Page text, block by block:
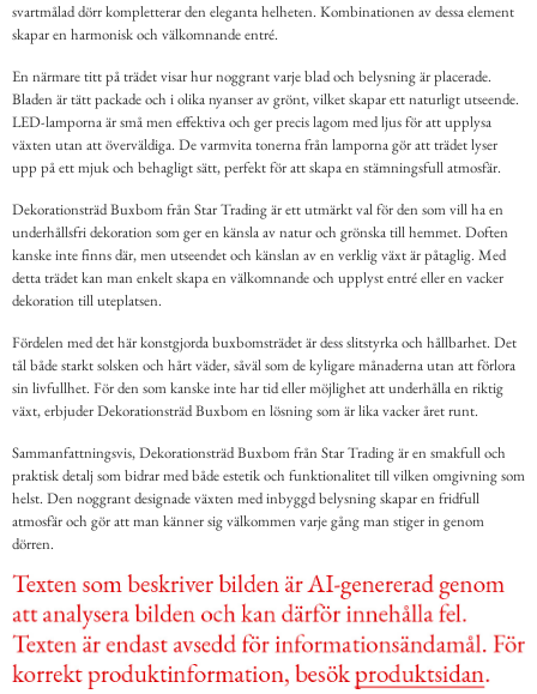
svartmålad dörr kompletterar den eleganta helheten. Kombinationen av dessa element
skapar en harmonisk och välkomnande entré.
En närmare titt på trädet visar hur noggrant varje blad och belysning är placerade.
Bladen är tätt packade och i olika nyanser av grönt, vilket skapar ett naturligt utseende.
LED-lamporna är små men effektiva och ger precis lagom med ljus för att upplysa
växten utan att överväldiga. De varmvita tonerna från lamporna gör att trädet lyser
upp på ett mjuk och behagligt sätt, perfekt för att skapa en stämningsfull atmosfär.
Dekorationsträd Buxbom från Star Trading är ett utmärkt val för den som vill ha en
underhållsfri dekoration som ger en känsla av natur och grönska till hemmet. Doften
kanske inte finns där, men utseendet och känslan av en verklig växt är påtaglig. Med
detta trädet kan man enkelt skapa en välkomnande och upplyst entré eller en vacker
dekoration till uteplatsen.
Fördelen med det här konstgjorda buxbomsträdet är dess slitstyrka och hållbarhet. Det
tål både starkt solsken och hårt väder, såväl som de kyligare månaderna utan att förlora
sin livfullhet. För den som kanske inte har tid eller möjlighet att underhålla en riktig
växt, erbjuder Dekorationsträd Buxbom en lösning som är lika vacker året runt.
Sammanfattningsvis, Dekorationsträd Buxbom från Star Trading är en smakfull och
praktisk detalj som bidrar med både estetik och funktionalitet till vilken omgivning som
helst. Den noggrant designade växten med inbyggd belysning skapar en fridfull
atmosfär och gör att man känner sig välkommen varje gång man stiger in genom
dörren.